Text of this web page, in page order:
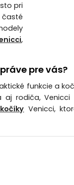
pri
časté
,
pre vás?
funkcie a
rodiča,
Venicci,